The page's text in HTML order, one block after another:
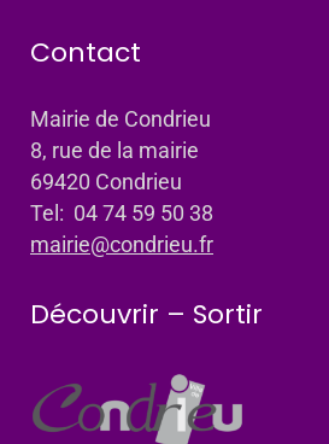
Contact
Mairie de Condrieu
8, rue de la mairie
69420 Condrieu
Tel: 04 74 59 50 38
mairie@condrieu.fr
Découvrir – Sortir